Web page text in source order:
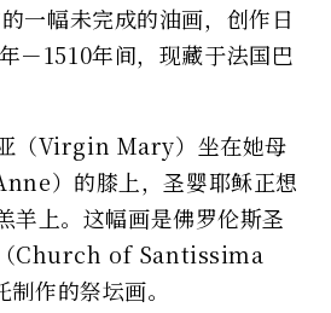
一幅未完成的油画，创作日
－1510年间，现藏于法国巴
（Virgin Mary）坐在她母
）的膝上，圣婴耶稣正想
羊上。这幅画是佛罗伦斯圣
Church of Santissima
作的祭坛画。